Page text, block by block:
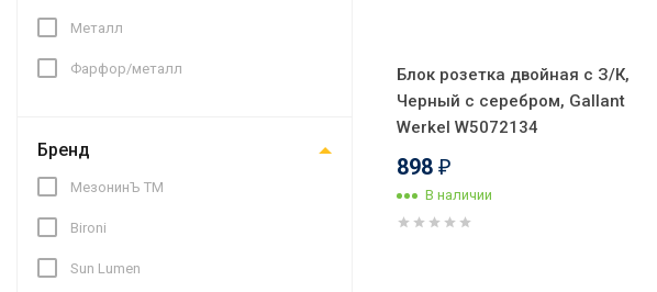
Металл
Фарфор/металл
Бренд
МезонинЪ ТМ
Bironi
Sun Lumen
Блок розетка двойная с З/К,
Черный с серебром, Gallant
Werkel W5072134
898 ₽
В наличии